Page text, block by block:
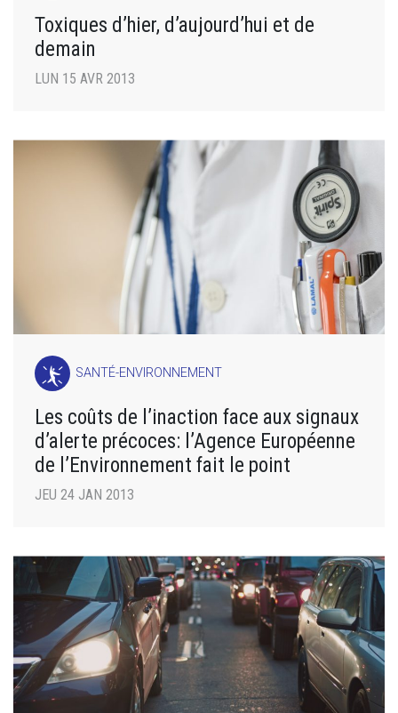
Toxiques d’hier, d’aujourd’hui et de
demain
LUN 15 AVR 2013
SANTÉ-ENVIRONNEMENT
Les coûts de l’inaction face aux signaux
d’alerte précoces: l’Agence Européenne
de l’Environnement fait le point
JEU 24 JAN 2013